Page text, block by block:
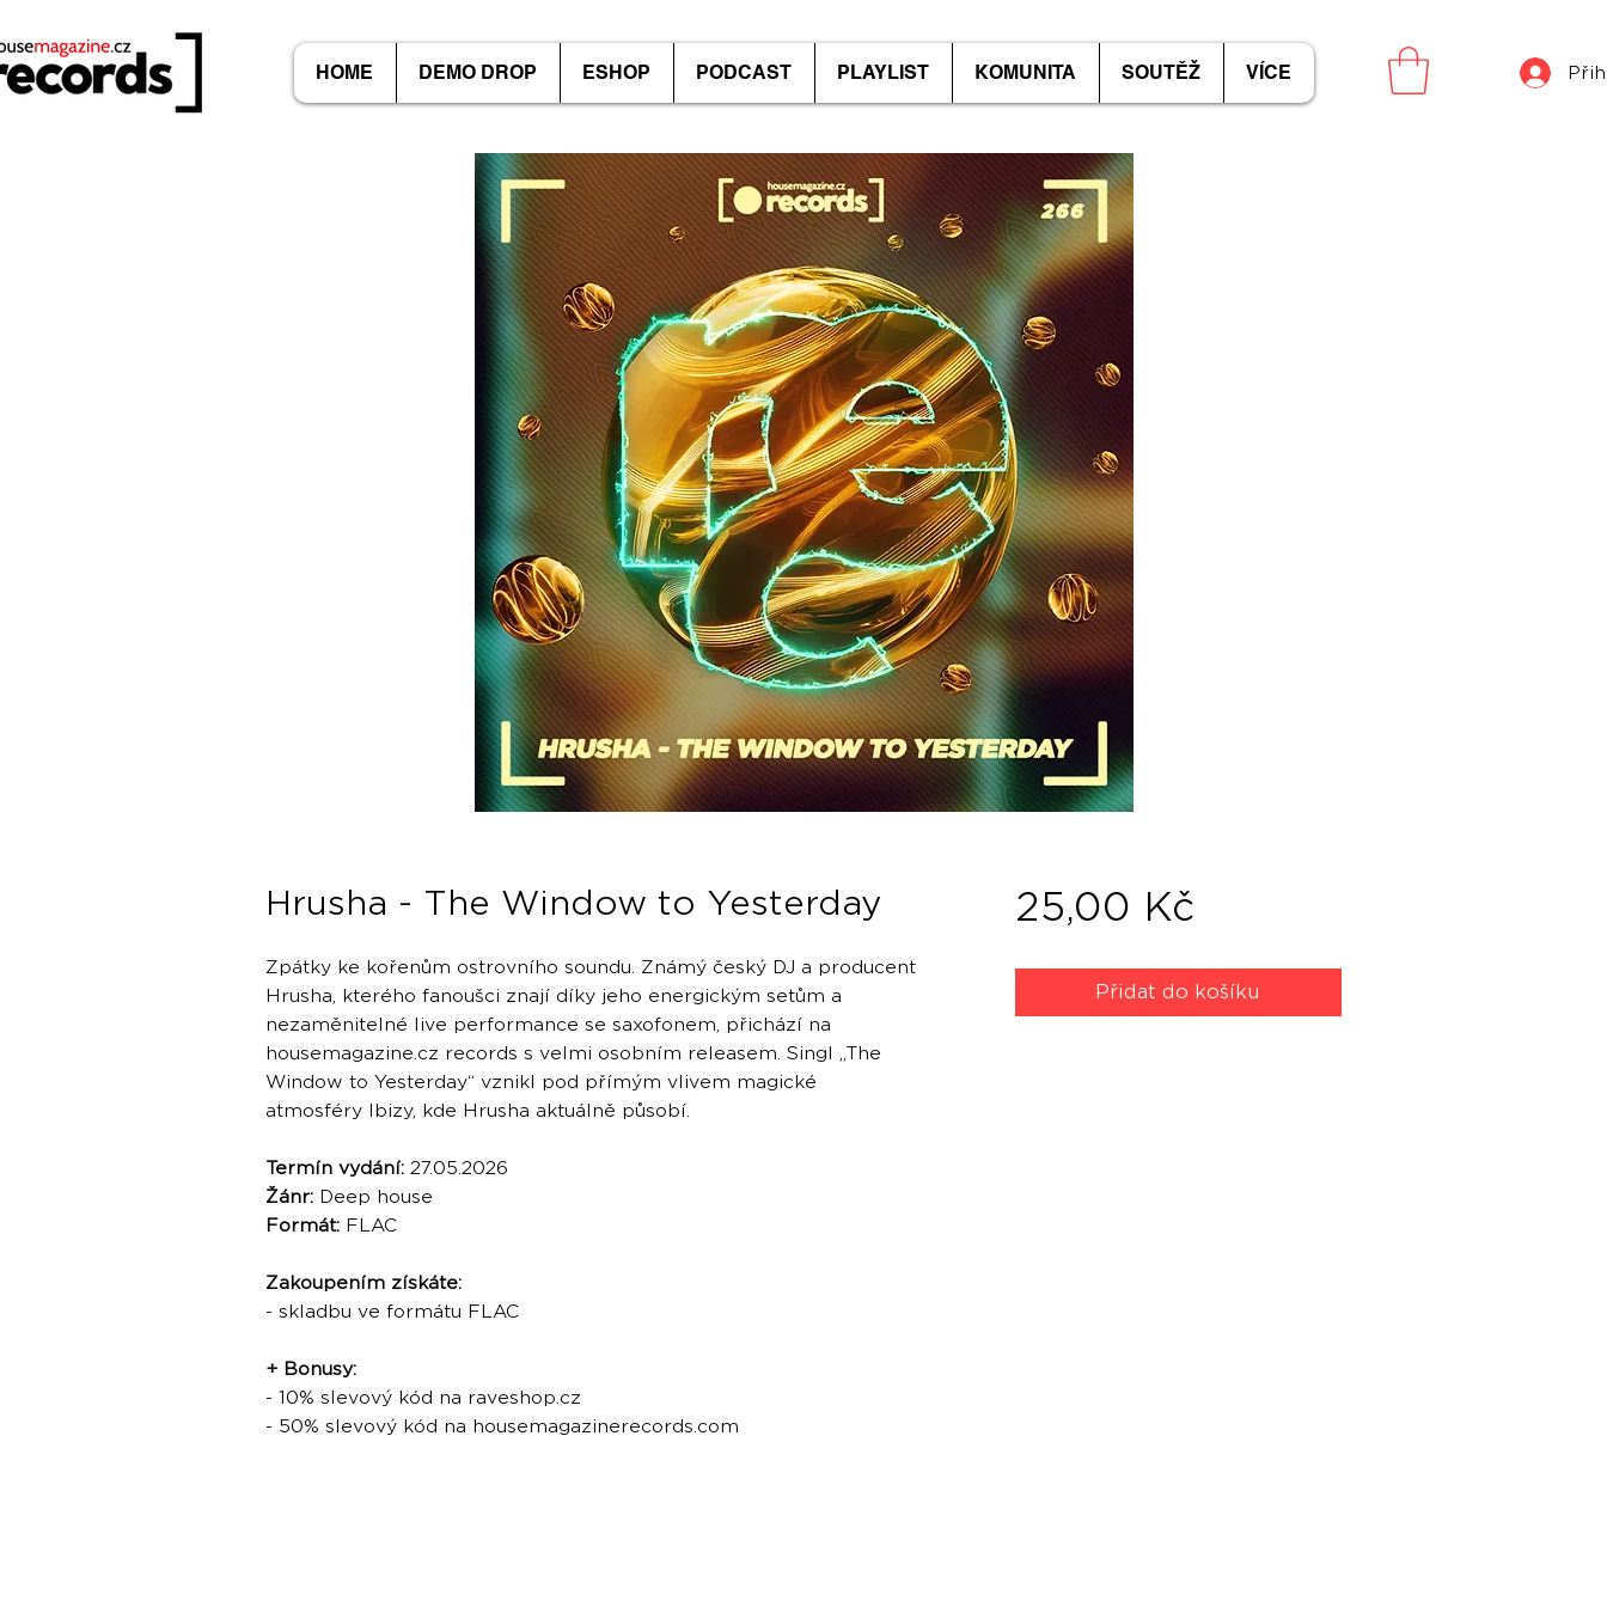
HOME DEMO DROP ESHOP PODCAST PLAYLIST KOMUNITA SOUTĚŽ VÍCE
Hrusha - The Window to Yesterday
Zpátky ke kořenům ostrovního soundu. Známý český DJ a producent
Hrusha, kterého fanoušci znají díky jeho energickým setům a
nezaměnitelné live performance se saxofonem, přichází na
housemagazine.cz records s velmi osobním releasem. Singl „The
Window to Yesterday“ vznikl pod přímým vlivem magické
atmosféry Ibizy, kde Hrusha aktuálně působí.
Termín vydání: 27.05.2026
Žánr: Deep house
Formát: FLAC
Zakoupením získáte:
- skladbu ve formátu FLAC
+ Bonusy:
- 10% slevový kód na raveshop.cz
- 50% slevový kód na housemagazinerecords.com
25,00 KčCena
Přidat do košíku